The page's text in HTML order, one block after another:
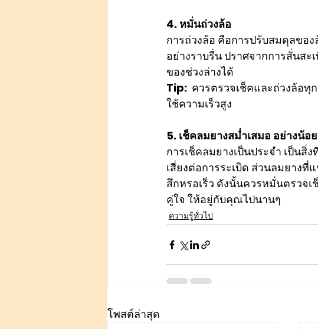
4. หมั่นถ่วงล้อ
การถ่วงล้อ คือการปรับสมดุลขอ
อย่างราบรื่น ปราศจากการสั่นส
ของช่วงล่างได้
Tip: ควรตรวจเช็คและถ่วงล้อทุ
ใช้ความเร็วสูง
5. เช็คลมยางสม่ำเสมอ อย่างน้อ
การเช็คลมยางเป็นประจำ เป็นสิ่
เสี่ยงต่อการระเบิด ส่วนลมยางที่
สึกหรอเร็ว ดังนั้นควรหมั่นตรวจ
คู่ใจ ให้อยู่กับคุณไปนานๆ
ความรู้ทั่วไป
โพสต์ล่าสุด